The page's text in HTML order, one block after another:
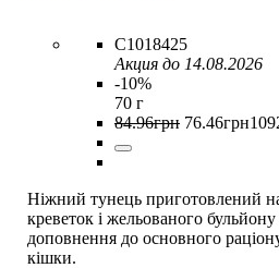
C1018425
Акция до 14.08.2026
-10%
70 г
84.96грн 76.46грн
Ніжний тунець приготовлений
креветок і жельованого
доповнення до основного
кішки.